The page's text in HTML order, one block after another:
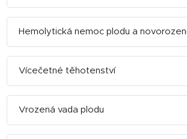
Hemolytická nemoc plodu a
Vícečetné těhotenství
Vrozená vada plodu